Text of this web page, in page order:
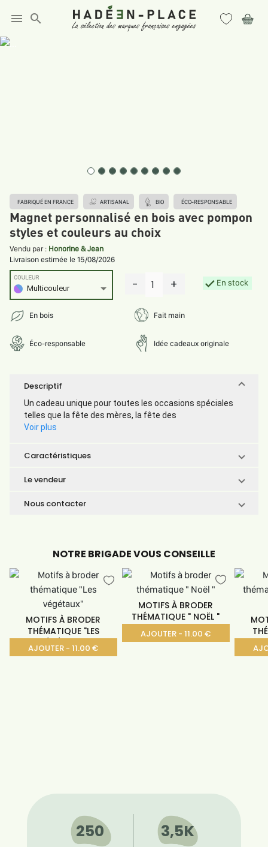
menu search
FABRIQUÉ EN FRANCE ARTISANAL BIO ÉCO-RESPONSABLE
Magnet personnalisé en bois avec pompon
styles et couleurs au choix
Vendu par : Honorine & Jean
Livraison estimée le 15/08/2026
En bois Fait main
Éco-responsable Idée cadeaux originale
Multicouleur
COULEUR - 1 + En stock
Descriptif
Un cadeau unique pour toutes les occasions spéciales
telles que la fête des mères, la fête des
Voir plus
Caractéristiques
Le vendeur
Nous contacter
NOTRE BRIGADE VOUS CONSEILLE
MOTIFS À BRODER
THÉMATIQUE "LES
VÉGÉTAUX"
AJOUTER - 11.00 €
MOTIFS À BRODER
THÉMATIQUE " NOËL "
AJOUTER - 11.00 €
250 3,5K